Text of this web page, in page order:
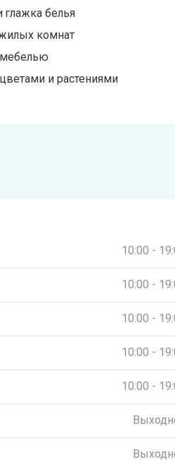
глажка белья
комнат
и растениями
10:00 -
10:00 -
10:00 -
10:00 -
10:00 -